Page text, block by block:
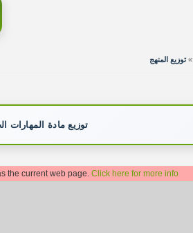
»توزيع المنهج
توزيع مادة المهارات
the current web page. Click here for more info